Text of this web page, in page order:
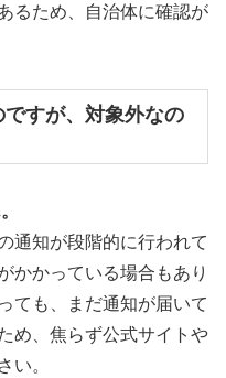
るため、自治体に確認が
すが、対象外なの
通知が段階的に行われて
かかっている場合もあり
ても、まだ通知が届いて
め、焦らず公式サイトや
い。